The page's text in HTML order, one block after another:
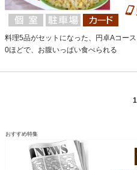
料理5品がセットになった、円卓Aコー
0ほどで、お腹いっぱい食べられる
1
おすすめ特集